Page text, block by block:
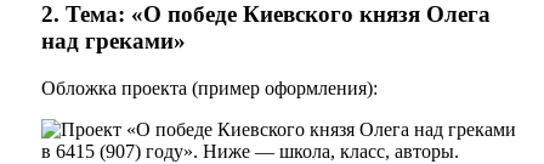
2. Тема: «О победе Киевского князя Олега
над греками»
Обложка проекта (пример оформления):